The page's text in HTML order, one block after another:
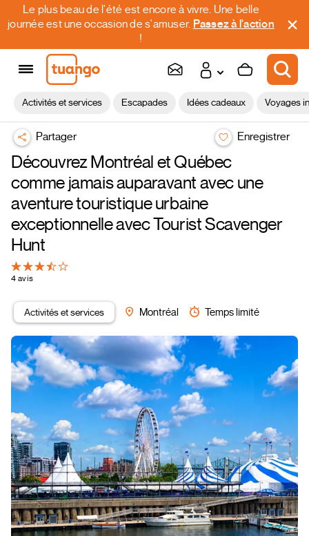
Le plus beau de l'été est encore à vivre. Une belle
journée est une occasion de s'amuser. Passez à l'action
!
Activités et services Escapades Idées cadeaux Voyages
Partager Enregistrer
Découvrez Montréal et Québec
comme jamais auparavant avec une
aventure touristique urbaine
exceptionnelle avec Tourist Scavenger
Hunt
4 avis
Activités et services Montréal Temps limité